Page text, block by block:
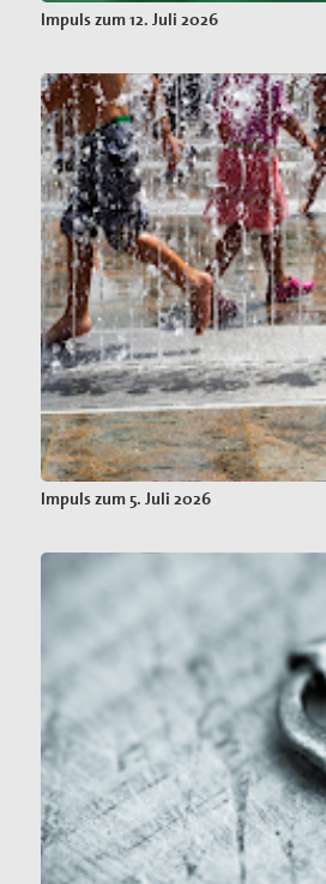
Impuls zum 12. Juli 2026
Impuls zum 5. Juli 2026